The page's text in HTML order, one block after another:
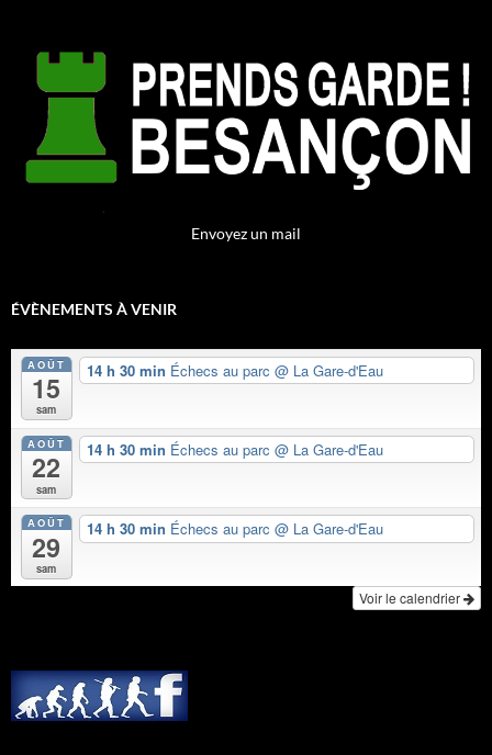
Envoyez un mail
ÉVÈNEMENTS À VENIR
AOÛT
15
sam
14 h 30 min Échecs au parc @ La Gare-d'Eau
AOÛT
22
sam
14 h 30 min Échecs au parc @ La Gare-d'Eau
AOÛT
29
sam
14 h 30 min Échecs au parc @ La Gare-d'Eau
Voir le calendrier